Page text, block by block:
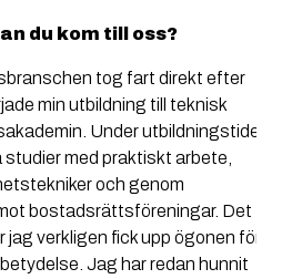
du kom till oss?
tog fart direkt efter
min utbildning till teknisk
Under utbildningstiden
med praktiskt arbete,
och genom
bostadsrättsföreningar. Det
jag verkligen fick upp ögonen för
Jag har redan hunnit